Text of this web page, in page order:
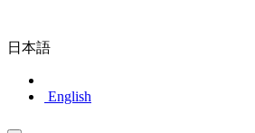
日本語
English